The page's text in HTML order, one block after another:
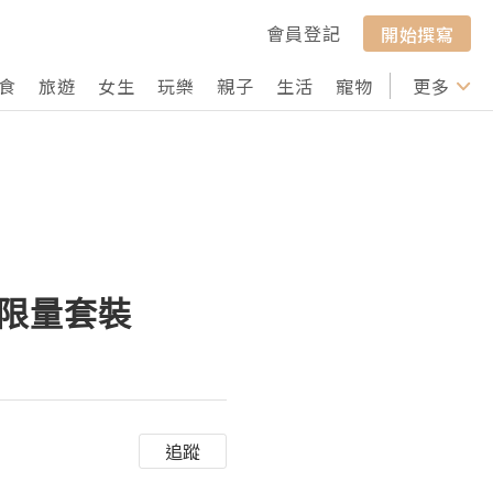
會員登記
開始撰寫
旅遊 女生 玩樂 親子 生活 寵物 行山 打卡
更多
量套裝
追蹤